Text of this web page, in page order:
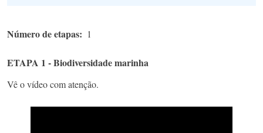
Número de etapas 1
ETAPA 1 - Biodiversidade marinha
Vê o vídeo com atenção.